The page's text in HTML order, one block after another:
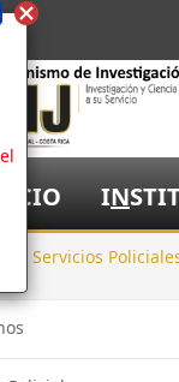
NICIO IN
Servicios